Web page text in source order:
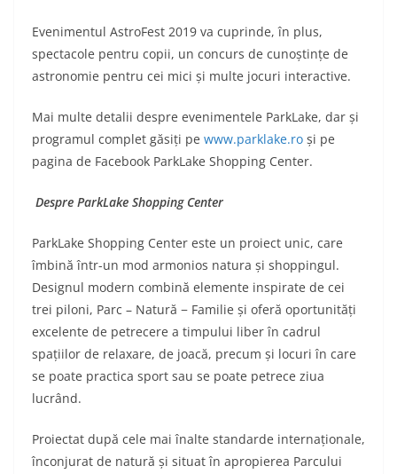
Evenimentul AstroFest 2019 va cuprinde, în plus,
spectacole pentru copii, un concurs de cunoștințe de
astronomie pentru cei mici și multe jocuri interactive.
Mai multe detalii despre evenimentele ParkLake, dar și
programul complet găsiți pe www.parklake.ro și pe
pagina de Facebook ParkLake Shopping Center.
Despre ParkLake Shopping Center
ParkLake Shopping Center este un proiect unic, care
îmbină într-un mod armonios natura și shoppingul.
Designul modern combină elemente inspirate de cei
trei piloni, Parc – Natură − Familie și oferă oportunități
excelente de petrecere a timpului liber în cadrul
spațiilor de relaxare, de joacă, precum și locuri în care
se poate practica sport sau se poate petrece ziua
lucrând.
Proiectat după cele mai înalte standarde internaționale,
înconjurat de natură și situat în apropierea Parcului